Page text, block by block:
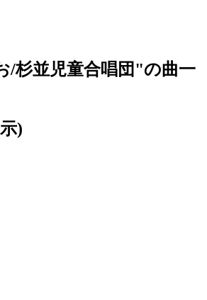
/杉並児童合唱団"の曲一
)